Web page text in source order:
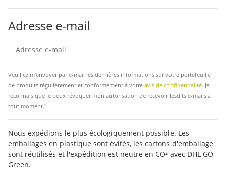
Adresse e-mail
Veuillez m'envoyer par e-mail les dernières informations sur votre portefeuille
de produits régulièrement et conformément à votre avis de confidentialité. Je
reconnais que je peux révoquer mon autorisation de recevoir lesdits e-mails à
tout moment."
Nous expédions le plus écologiquement possible. Les
emballages en plastique sont évités, les cartons d'emballage
sont réutilisés et l'expédition est neutre en CO² avec DHL GO
Green.